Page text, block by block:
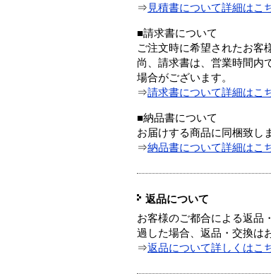
⇒ 見積書について詳細はこ
■請求書について
ご注文時に希望されたお客
尚、請求書は、営業時間内
場合がございます。
⇒請求書について詳細はこ
■納品書について
お届けする商品に同梱致し
⇒納品書について詳細はこ
返品について
お客様のご都合による返品
過した場合、返品・交換は
⇒返品について詳しくはこ